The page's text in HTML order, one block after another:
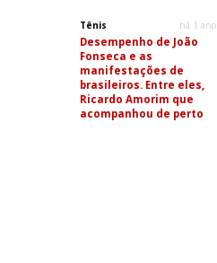
Tênis há 1 ano
Desempenho de João
Fonseca e as
manifestações de
brasileiros. Entre eles,
Ricardo Amorim que
acompanhou de perto